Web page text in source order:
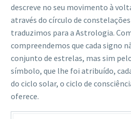
descreve no seu movimento à
através do círculo de
traduzimos para a Astrologia.
compreendemos que cada signo
conjunto de estrelas, mas sim
símbolo, que lhe foi atribuído,
do ciclo solar, o ciclo de
oferece.